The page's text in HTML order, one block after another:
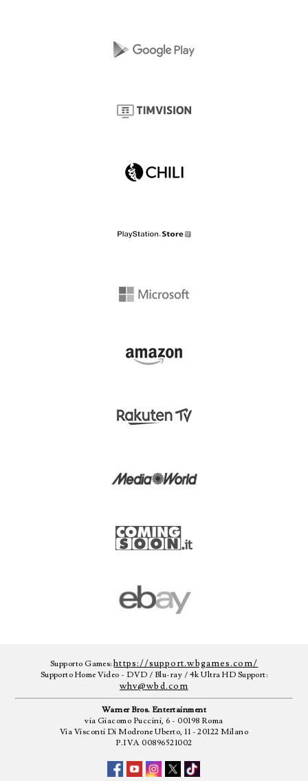
Supporto Games:https://support.wbgames.com/
Supporto Home Video - DVD / Blu-ray / 4k Ultra HD Support:
whv@wbd.com
Warner Bros. Entertainment
via Giacomo Puccini, 6 - 00198 Roma
Via Visconti Di Modrone Uberto, 11 - 20122 Milano
P.IVA 00896521002